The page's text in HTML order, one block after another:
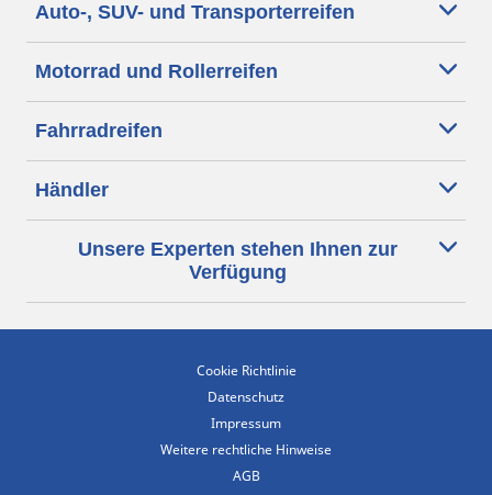
Auto-, SUV- und Transporterreifen
Motorrad und Rollerreifen
Fahrradreifen
Händler
Unsere Experten stehen Ihnen zur
Verfügung
Cookie Richtlinie
Datenschutz
Impressum
Weitere rechtliche Hinweise
AGB